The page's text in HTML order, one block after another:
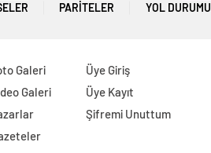
PARITELER YOL DURUMU
Galeri
Galeri
Üye Giriş
Üye Kayıt
Şifremi Unuttum